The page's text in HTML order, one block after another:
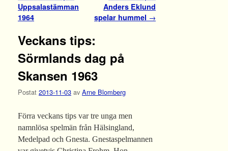
Uppsalastämman
1964
Anders Eklund
spelar hummel →
Veckans tips:
Sörmlands dag på
Skansen 1963
Postat 2013-11-03 av Arne Blomberg
Förra veckans tips var tre unga men
namnlösa spelmän från Hälsingland,
Medelpad och Gnesta. Gnestaspelmannen